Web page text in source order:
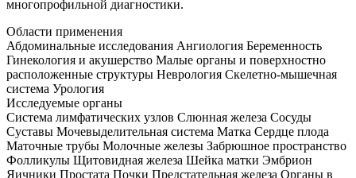
многопрофильной диагностики.
Области применения
Абдоминальные исследования Ангиология Беременность
Гинекология и акушерство Малые органы и поверхностно
расположенные структуры Неврология Скелетно-мышечная
система Урология
Исследуемые органы
Система лимфатических узлов Слюнная железа Сосуды
Суставы Мочевыделительная система Матка Сердце плода
Маточные трубы Молочные железы Забрюшное пространство
Фолликулы Щитовидная железа Шейка матки Эмбрион
Яичники Простата Почки Предстательная железа Органы в